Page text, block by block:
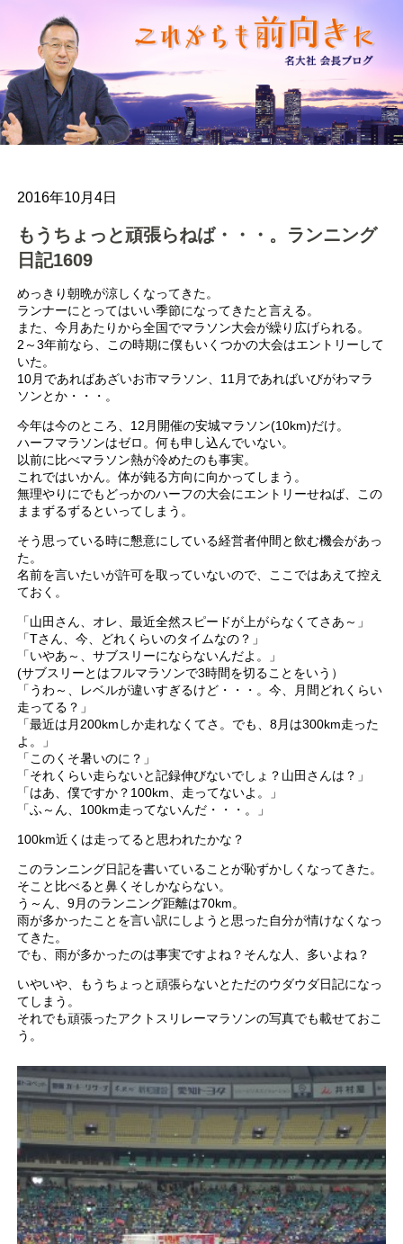
2016年10月4日
もうちょっと頑張らねば・・・。ランニング
日記1609
めっきり朝晩が涼しくなってきた。
ランナーにとってはいい季節になってきたと言える。
また、今月あたりから全国でマラソン大会が繰り広げられる。
2～3年前なら、この時期に僕もいくつかの大会はエントリーして
いた。
10月であればあざいお市マラソン、11月であればいびがわマラ
ソンとか・・・。
今年は今のところ、12月開催の安城マラソン(10km)だけ。
ハーフマラソンはゼロ。何も申し込んでいない。
以前に比べマラソン熱が冷めたのも事実。
これではいかん。体が鈍る方向に向かってしまう。
無理やりにでもどっかのハーフの大会にエントリーせねば、この
ままずるずるといってしまう。
そう思っている時に懇意にしている経営者仲間と飲む機会があっ
た。
名前を言いたいが許可を取っていないので、ここではあえて控え
ておく。
「山田さん、オレ、最近全然スピードが上がらなくてさあ～」
「Tさん、今、どれくらいのタイムなの？」
「いやあ～、サブスリーにならないんだよ。」
(サブスリーとはフルマラソンで3時間を切ることをいう）
「うわ～、レベルが違いすぎるけど・・・。今、月間どれくらい
走ってる？」
「最近は月200kmしか走れなくてさ。でも、8月は300km走った
よ。」
「このくそ暑いのに？」
「それくらい走らないと記録伸びないでしょ？山田さんは？」
「はあ、僕ですか？100km、走ってないよ。」
「ふ～ん、100km走ってないんだ・・・。」
100km近くは走ってると思われたかな？
このランニング日記を書いていることが恥ずかしくなってきた。
そこと比べると鼻くそしかならない。
う～ん、9月のランニング距離は70km。
雨が多かったことを言い訳にしようと思った自分が情けなくなっ
てきた。
でも、雨が多かったのは事実ですよね？そんな人、多いよね？
いやいや、もうちょっと頑張らないとただのウダウダ日記になっ
てしまう。
それでも頑張ったアクトスリレーマラソンの写真でも載せておこ
う。